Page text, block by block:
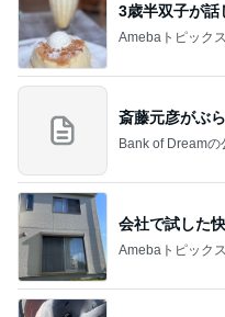
3歳半双子が話
Amebaトピックス
斎藤元彦がぶ
Bank of Dreamの
会社で試した
Amebaトピックス